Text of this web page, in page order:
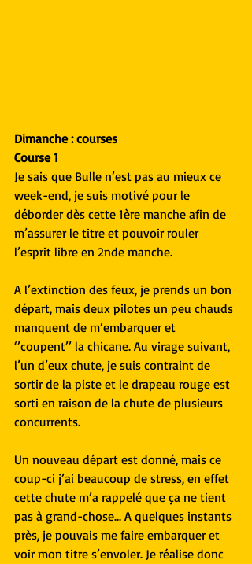
Dimanche : courses
Course 1
Je sais que Bulle n’est pas au mieux ce
week-end, je suis motivé pour le
déborder dès cette 1ère manche afin de
m’assurer le titre et pouvoir rouler
l’esprit libre en 2nde manche.
A l’extinction des feux, je prends un bon
départ, mais deux pilotes un peu chauds
manquent de m’embarquer et
‘’coupent’’ la chicane. Au virage suivant,
l’un d’eux chute, je suis contraint de
sortir de la piste et le drapeau rouge est
sorti en raison de la chute de plusieurs
concurrents.
Un nouveau départ est donné, mais ce
coup-ci j’ai beaucoup de stress, en effet
cette chute m’a rappelé que ça ne tient
pas à grand-chose... A quelques instants
près, je pouvais me faire embarquer et
voir mon titre s’envoler. Je réalise donc